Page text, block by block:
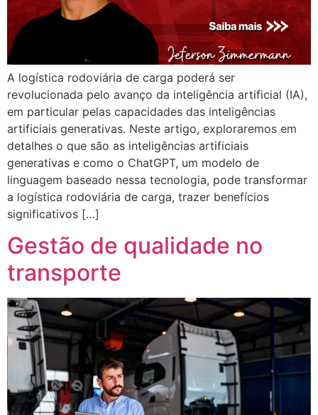
A logística rodoviária de carga poderá ser
revolucionada pelo avanço da inteligência artificial (IA),
em particular pelas capacidades das inteligências
artificiais generativas. Neste artigo, exploraremos em
detalhes o que são as inteligências artificiais
generativas e como o ChatGPT, um modelo de
linguagem baseado nessa tecnologia, pode transformar
a logística rodoviária de carga, trazer benefícios
significativos […]
Gestão de qualidade no
transporte